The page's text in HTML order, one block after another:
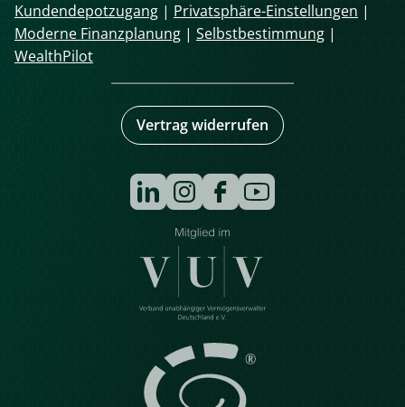
Kundendepotzugang | Privatsphäre-Einstellungen |
Moderne Finanzplanung | Selbstbestimmung |
WealthPilot
Vertrag widerrufen
Navigation
überspringen